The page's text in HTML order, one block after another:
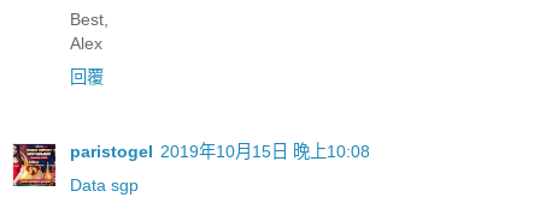
Best,
Alex
回覆
paristogel 2019年10月15日 晚上10:08
Data sgp